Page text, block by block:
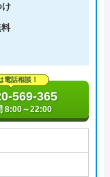
け
電話相談！
569-365
8:00～22:00